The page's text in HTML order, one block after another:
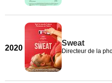
2020
Sweat
Directeur de la